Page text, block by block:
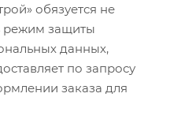
обязуется не
режим защиты
данных,
по запросу
заказа для